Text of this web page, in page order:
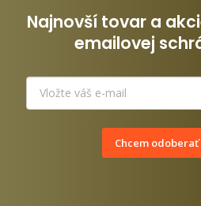
Najnovší tovar a
emailovej
Chcem